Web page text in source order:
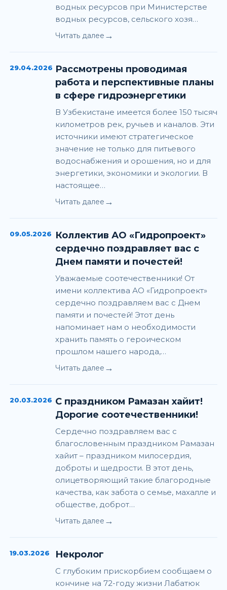
водных ресурсов при Министерстве
водных ресурсов, сельского хозя…
Читать далее →
29.04.2026 Рассмотрены проводимая
работа и перспективные планы
в сфере гидроэнергетики
В Узбекистане имеется более 150 тысяч
километров рек, ручьев и каналов. Эти
источники имеют стратегическое
значение не только для питьевого
водоснабжения и орошения, но и для
энергетики, экономики и экологии. В
настоящее…
Читать далее →
09.05.2026
Коллектив АО «Гидропроект»
сердечно поздравляет вас с
Днем памяти и почестей!
Уважаемые соотечественники! От
имени коллектива АО «Гидропроект»
сердечно поздравляем вас с Днем
памяти и почестей! Этот день
напоминает нам о необходимости
хранить память о героическом
прошлом нашего народа,…
Читать далее →
20.03.2026 С праздником Рамазан хайит!
Дорогие соотечественники!
Сердечно поздравляем вас с
благословенным праздником Рамазан
хайит – праздником милосердия,
доброты и щедрости. В этот день,
олицетворяющий такие благородные
качества, как забота о семье, махалле и
обществе, доброт…
Читать далее →
19.03.2026 Некролог
С глубоким прискорбием сообщаем о
кончине на 72-году жизни Лабатюк